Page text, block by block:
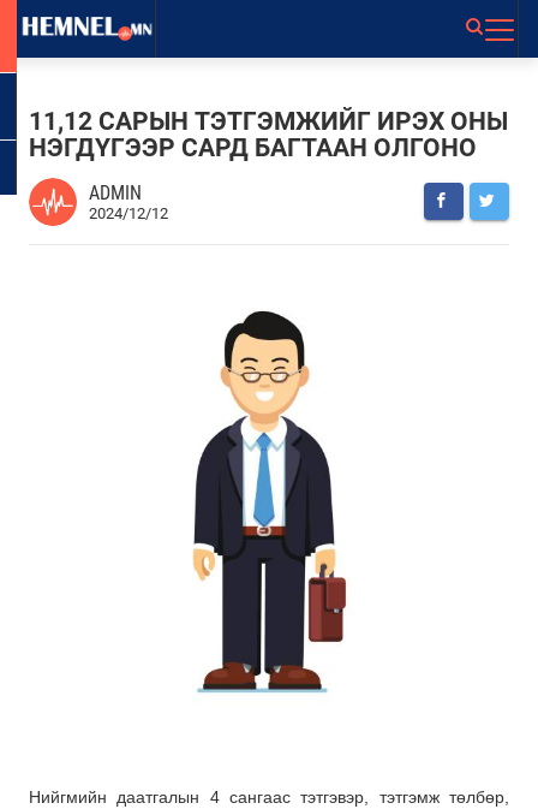
11,12 САРЫН ТЭТГЭМЖИЙГ ИРЭХ ОНЫ
НЭГДҮГЭЭР САРД БАГТААН ОЛГОНО
ADMIN
2024/12/12
Нийгмийн даатгалын 4 сангаас тэтгэвэр, тэтгэмж төлбөр,